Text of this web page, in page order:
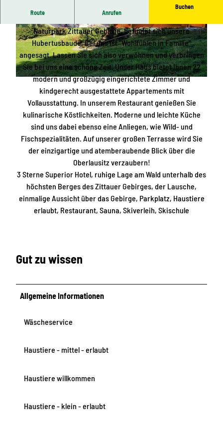
k
H
a
u
s
G
a
s
t
r
a
u
m
Route Anrufen
Buchen
Naturpark Zittauer Gebirge, befindet sich unsere
Hubertusbaude. Bei uns ist "Wohlfühlen in Familie"
angesagt. Lassen Sie sich also verwöhnen und verbringen
Sie bei uns eine schöne Zeit. Unser Haus bietet Ihnen 22
modern und großzügig eingerichtete Zimmer und
kindgerecht ausgestattete Appartements mit
Vollausstattung. In unserem Restaurant genießen Sie
kulinarische Köstlichkeiten. Moderne und leichte Küche
sind uns dabei ebenso eine Anliegen, wie Wild- und
Fischspezialitäten. Auf unserer großen Terrasse wird Sie
der einzigartige und atemberaubende Blick über die
Oberlausitz verzaubern!
3 Sterne Superior Hotel, ruhige Lage am Wald unterhalb des
höchsten Berges des Zittauer Gebirges, der Lausche,
einmalige Aussicht über das Gebirge, Parkplatz, Haustiere
erlaubt, Restaurant, Sauna, Skiverleih, Skischule
Gut zu wissen
Allgemeine Informationen
Wäscheservice
Haustiere - mittel - erlaubt
Haustiere willkommen
Haustiere - klein - erlaubt